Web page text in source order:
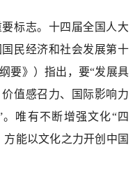
标志。十四届全国人大
民经济和社会发展第十
要》）指出，要“发展具
值感召力、国际影响力
唯有不断增强文化“四
能以文化之力开创中国